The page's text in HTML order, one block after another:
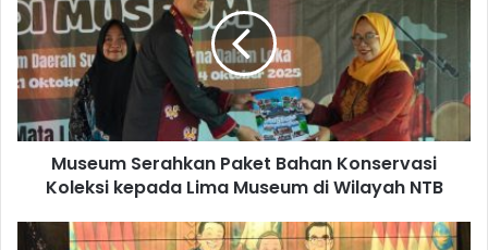
Museum Serahkan Paket Bahan Konservasi
Koleksi kepada Lima Museum di Wilayah NTB